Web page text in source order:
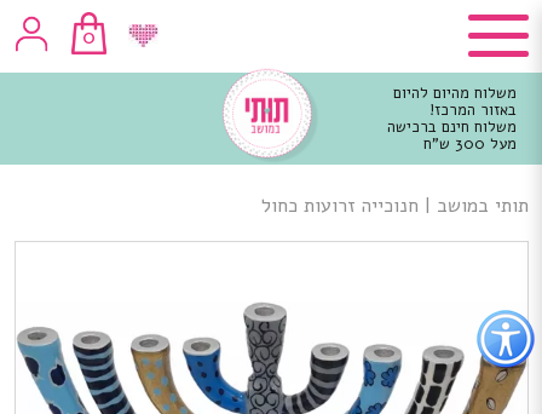
כפתור
לפתיחת
תפריט
נגישות
0
משלוח מהיום להיום
באזור המרכז!
משלוח חינם ברכישה
מעל 300 ש"ח
מרכזי
תותי במושב | חנוכייה זרועות כחול